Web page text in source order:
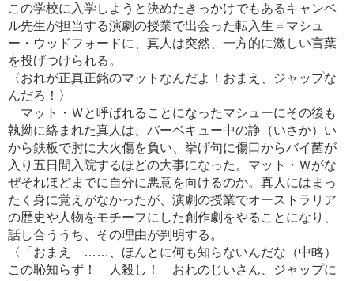
この学校に入学しようと決めたきっかけでもあるキャンベ
ル先生が担当する演劇の授業で出会った転入生＝マシュ
ー・ウッドフォードに、真人は突然、一方的に激しい言葉
を投げつけられる。
〈おれが正真正銘のマットなんだよ！おまえ、ジャップな
んだろ！〉
マット・Ｗと呼ばれることになったマシューにその後も
執拗に絡まれた真人は、バーベキュー中の諍（いさか）い
から鉄板で肘に大火傷を負い、挙げ句に傷口からバイ菌が
入り五日間入院するほどの大事になった。マット・Ｗがな
ぜそれほどまでに自分に悪意を向けるのか。真人にはまっ
たく身に覚えがなかったが、演劇の授業でオーストラリア
の歴史や人物をモチーフにした創作劇をやることになり、
話し合ううち、その理由が判明する。
〈「おまえ ……、ほんとに何も知らないんだな（中略）
この恥知らず！ 人殺し！ おれのじいさん、ジャップに